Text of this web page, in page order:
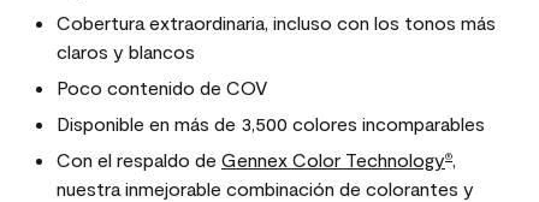
Cobertura extraordinaria, incluso con los tonos más
claros y blancos
Poco contenido de COV
Disponible en más de 3,500 colores incomparables
Con el respaldo de Gennex Color Technology®,
nuestra inmejorable combinación de colorantes y